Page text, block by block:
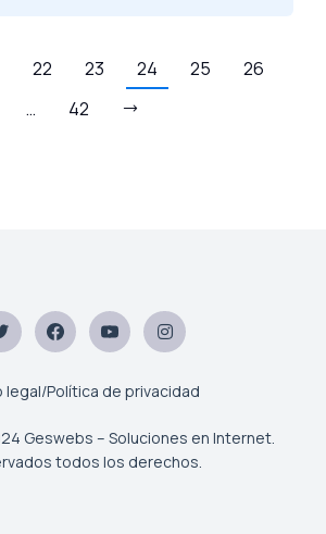
22 23 24 25
26
…
42
legal/Política de privacidad
Geswebs – Soluciones en Internet.
todos los derechos.